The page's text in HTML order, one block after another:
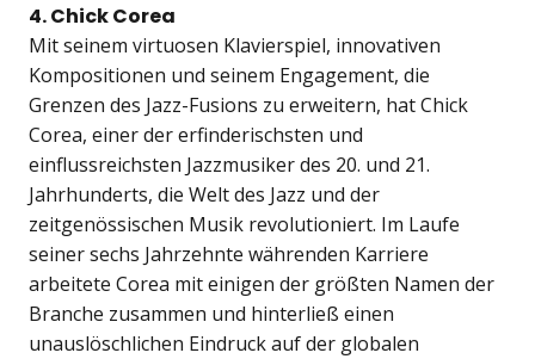
4. Chick Corea
Mit seinem virtuosen Klavierspiel, innovativen
Kompositionen und seinem Engagement, die
Grenzen des Jazz-Fusions zu erweitern, hat Chick
Corea, einer der erfinderischsten und
einflussreichsten Jazzmusiker des 20. und 21.
Jahrhunderts, die Welt des Jazz und der
zeitgenössischen Musik revolutioniert. Im Laufe
seiner sechs Jahrzehnte währenden Karriere
arbeitete Corea mit einigen der größten Namen der
Branche zusammen und hinterließ einen
unauslöschlichen Eindruck auf der globalen